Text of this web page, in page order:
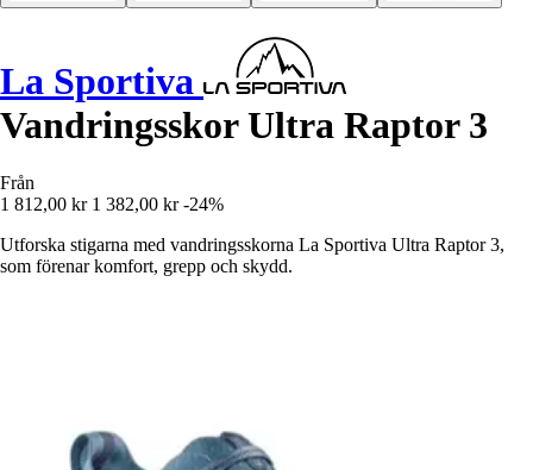
La Sportiva
Vandringsskor Ultra Raptor 3
Från
1 812,00 kr 1 382,00 kr -24%
Utforska stigarna med vandringsskorna La Sportiva Ultra Raptor 3,
som förenar komfort, grepp och skydd.